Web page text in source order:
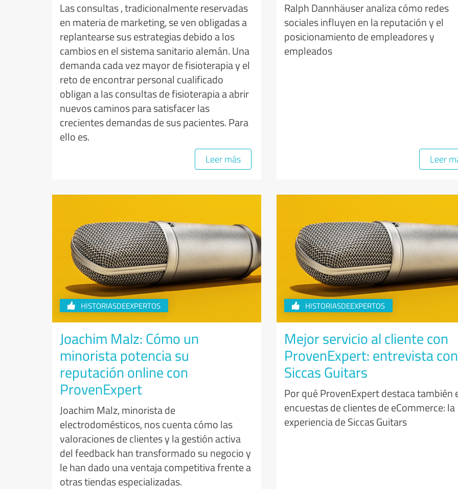
Las consultas , tradicionalmente reservadas
en materia de marketing, se ven obligadas a
replantearse sus estrategias debido a los
cambios en el sistema sanitario alemán. Una
demanda cada vez mayor de fisioterapia y el
reto de encontrar personal cualificado
obligan a las consultas de fisioterapia a abrir
nuevos caminos para satisfacer las
crecientes demandas de sus pacientes. Para
ello es.
Leer más
Ralph Dannhäuser analiza cómo redes
sociales influyen en la reputación y el
posicionamiento de empleadores y
empleados
Leer
HISTORIASDEEXPERTOS
Joachim Malz: Cómo un
minorista potencia su
reputación online con
ProvenExpert
Joachim Malz, minorista de
electrodomésticos, nos cuenta cómo las
valoraciones de clientes y la gestión activa
del feedback han transformado su negocio y
le han dado una ventaja competitiva frente a
otras tiendas especializadas.
HISTORIASDEEXPERTOS
Mejor servicio al cliente con
ProvenExpert: entrevista con
Siccas Guitars
Por qué ProvenExpert destaca también
encuestas de clientes de eCommerce: la
experiencia de Siccas Guitars